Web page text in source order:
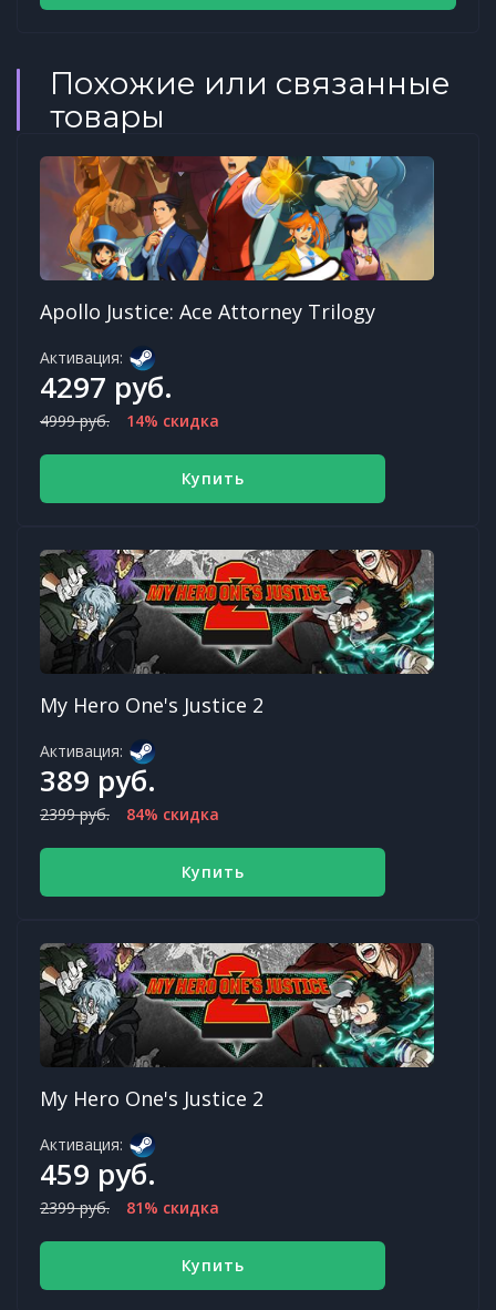
Похожие или связанные
товары
Apollo Justice: Ace Attorney Trilogy
Активация:
4297 руб.
4999 руб. 14% скидка
Купить
My Hero One's Justice 2
Активация:
389 руб.
2399 руб. 84% скидка
Купить
My Hero One's Justice 2
Активация:
459 руб.
2399 руб. 81% скидка
Купить